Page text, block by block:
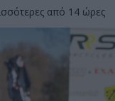
από 14 ώρες